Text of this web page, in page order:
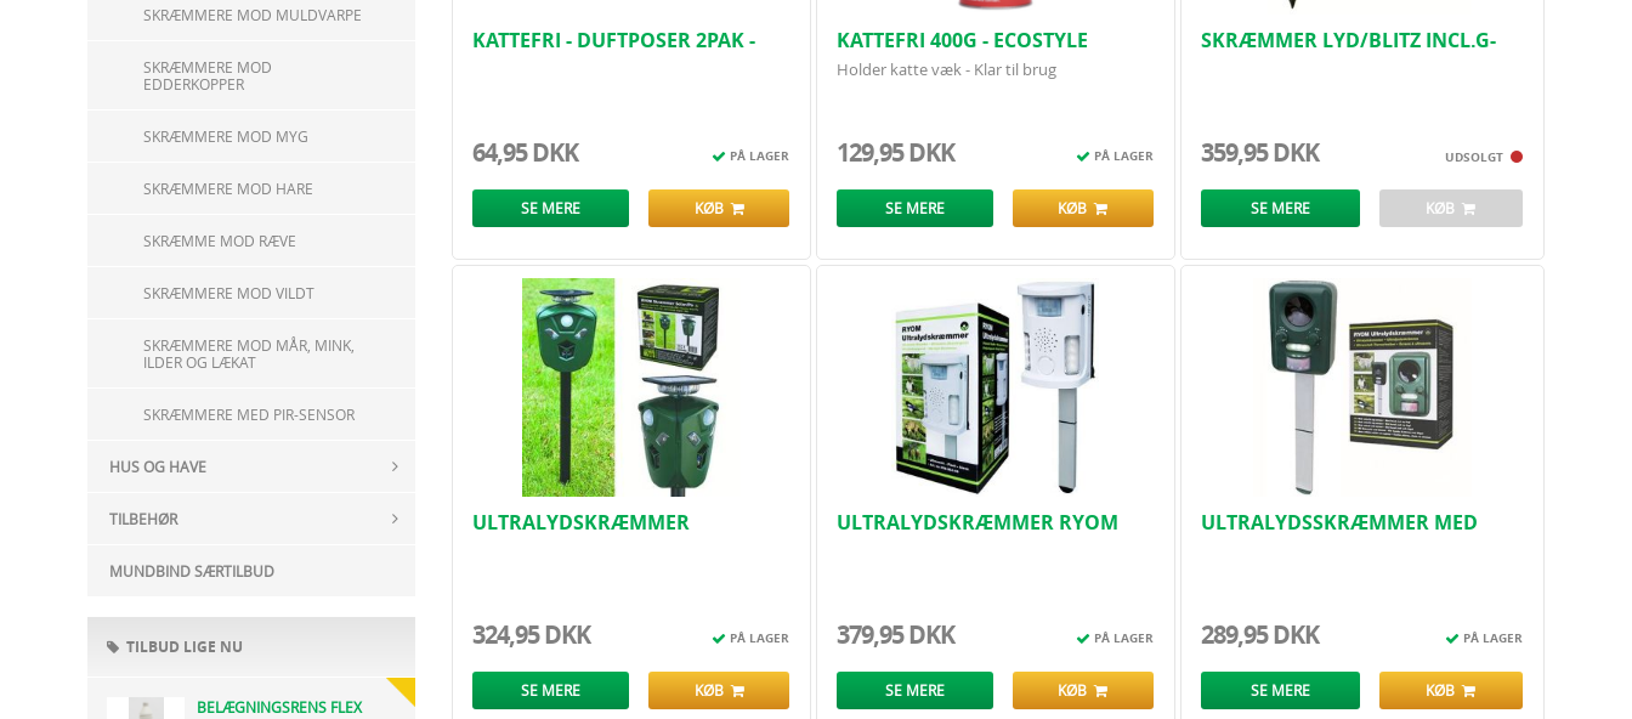
SKRÆMMERE MOD MULDVARPE
SKRÆMMERE MOD
EDDERKOPPER
SKRÆMMERE MOD MYG
SKRÆMMERE MOD HARE
SKRÆMME MOD RÆVE
SKRÆMMERE MOD VILDT
SKRÆMMERE MOD MÅR, MINK,
ILDER OG LÆKAT
SKRÆMMERE MED PIR-SENSOR
HUS OG HAVE
TILBEHØR
MUNDBIND SÆRTILBUD
TILBUD LIGE NU
BELÆGNINGSRENS FLEX
KATTEFRI - DUFTPOSER 2PAK -
64,95 DKK PÅ LAGER
SE MERE KØB
KATTEFRI 400G - ECOSTYLE
Holder katte væk - Klar til brug
129,95 DKK PÅ LAGER
SE MERE KØB
SKRÆMMER LYD/BLITZ INCL.G-
359,95 DKK UDSOLGT
SE MERE KØB
ULTRALYDSKRÆMMER
324,95 DKK PÅ LAGER
SE MERE KØB
ULTRALYDSKRÆMMER RYOM
379,95 DKK PÅ LAGER
SE MERE KØB
ULTRALYDSSKRÆMMER MED
289,95 DKK PÅ LAGER
SE MERE KØB